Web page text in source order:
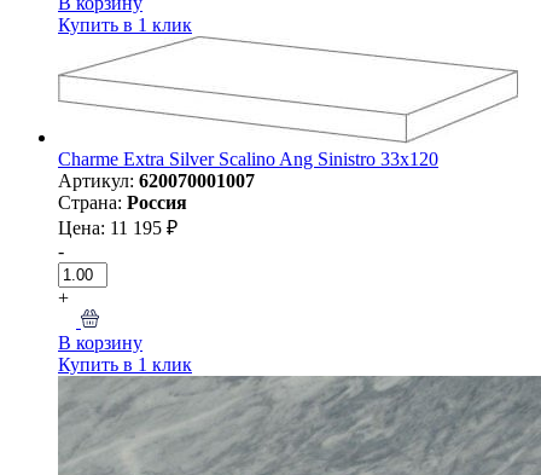
Купить в 1 клик
Charme Extra Silver Scalino Ang Sinistro 33x120
Артикул: 620070001007
Страна: Россия
Цена: 11 195 ₽
-
+
В корзину
Купить в 1 клик